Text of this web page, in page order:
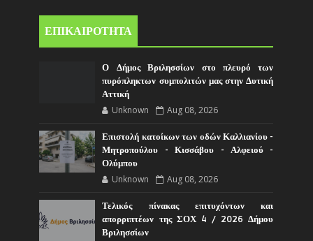
ΕΠΙΚΑΙΡΟΤΗΤΑ
Ο Δήμος Βριλησσίων στο πλευρό των
πυρόπληκτων συμπολιτών μας στην Δυτική
Αττική
Unknown Aug 08, 2026
Επιστολή κατοίκων των οδών Καλλιανίου -
Μητροπούλου - Κισσάβου - Αλφειού -
Ολύμπου
Unknown Aug 08, 2026
Τελικός πίνακας επιτυχόντων και
απορριπτέων της ΣΟΧ 4 / 2026 Δήμου
Βριλησσίων